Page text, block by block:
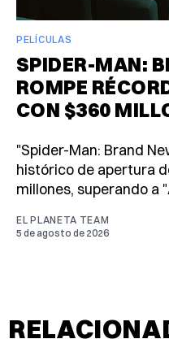
PELÍCULAS
SPIDER-MAN:
ROMPE
CON $360
"Spider-Man: Brand
histórico de apertura
millones, superando a
EL PLANETA TEAM
5 de agosto de 2026